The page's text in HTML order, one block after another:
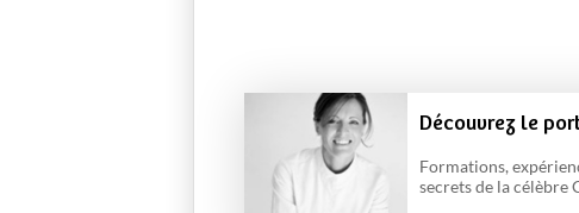
Découvrez le
Formations,
secrets de la célèbre